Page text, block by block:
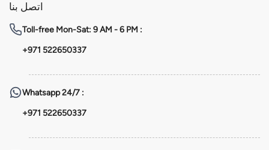
اتصل بنا
Toll-free Mon-Sat: 9 AM - 6 PM :
+971 522650337
Whatsapp24/7 :
+971 522650337